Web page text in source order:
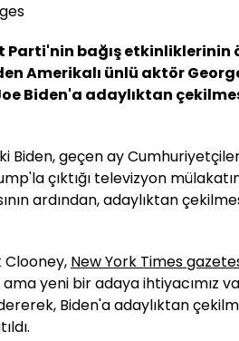
Parti'nin bağış etkinliklerinin
Amerikalı ünlü aktör
Biden'a adaylıktan
Biden, geçen ay
çıktığı televizyon
ardından, adaylıktan
Clooney, New York Times
yeni bir adaya ihtiyacımız
Biden'a adaylıktan